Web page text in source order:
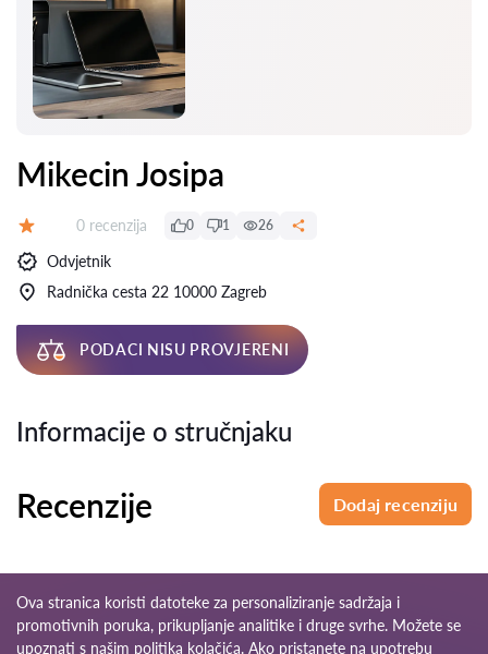
Mikecin Josipa
Recenzija:
0 recenzija 0 1 26
Odvjetnik
Radnička cesta 22 10000 Zagreb
PODACI NISU PROVJERENI
Informacije o stručnjaku
Recenzije Dodaj recenziju
Ova stranica koristi datoteke za personaliziranje sadržaja i
promotivnih poruka, prikupljanje analitike i druge svrhe. Možete se
upoznati s našim politika kolačića. Ako pristanete na upotrebu